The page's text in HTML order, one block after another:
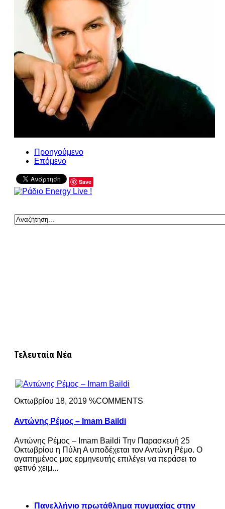
Προηγούμενο
Επόμενο
Save
Τελευταία Νέα
Οκτωβρίου 18, 2019 %COMMENTS
Αντώνης Ρέμος – Imam Baildi
Αντώνης Ρέμος – Imam Baildi Την Παρασκευή 25
Οκτωβρίου η Πύλη Α υποδέχεται τον Αντώνη Ρέμο. Ο
αγαπημένος μας ερμηνευτής επιλέγει να περάσει το
φετινό χειμ...
Πανελλήνιο πρωτάθλημα πυγμαχίας στην